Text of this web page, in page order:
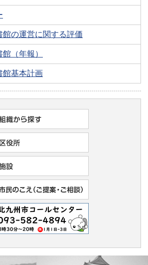
館の運営に関する評価
（年報）
館基本計画